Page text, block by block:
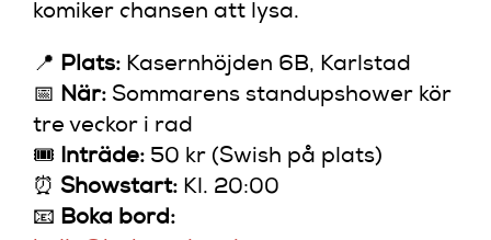
komiker chansen att lysa.
📍 Plats:Kasernhöjden 6B, Karlstad
📅 När:Sommarens standupshower kör
tre veckor i rad
🎟️ Inträde:50 kr (Swish på plats)
⏰ Showstart:Kl. 20:00
📧 Boka bord: